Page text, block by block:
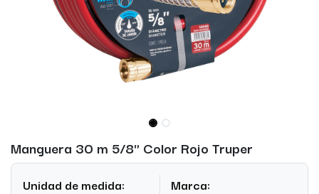
Manguera 30 m 5/8" Color Rojo Truper
Unidad de medida: Marca: